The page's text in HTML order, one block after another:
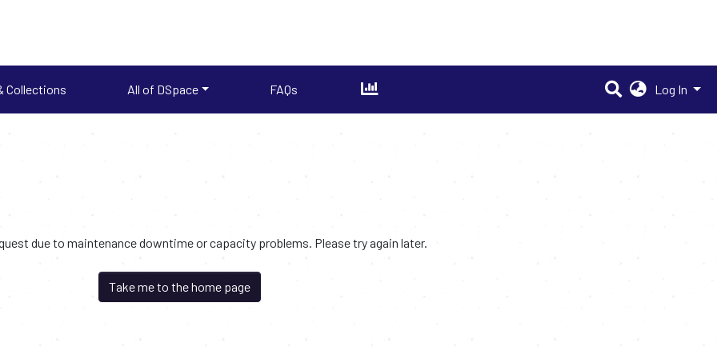
Collections All of DSpace FAQs Log In
due to maintenance downtime or capacity problems. Please try again later.
Take me to the home page